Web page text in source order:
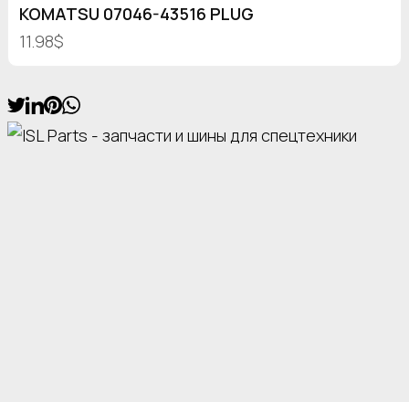
KOMATSU 07046-43516 PLUG
11.98$